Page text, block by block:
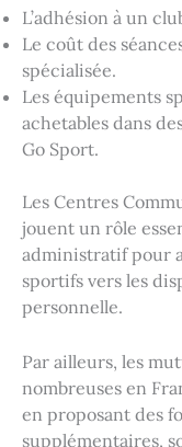
L’adhésion à un
Le coût des
spécialisée.
Les équipements
achetables dans
Go Sport.
Les Centres
jouent un rôle
administratif pour
sportifs vers les
personnelle.
Par ailleurs, les
nombreuses en
en proposant des
supplémentaires,